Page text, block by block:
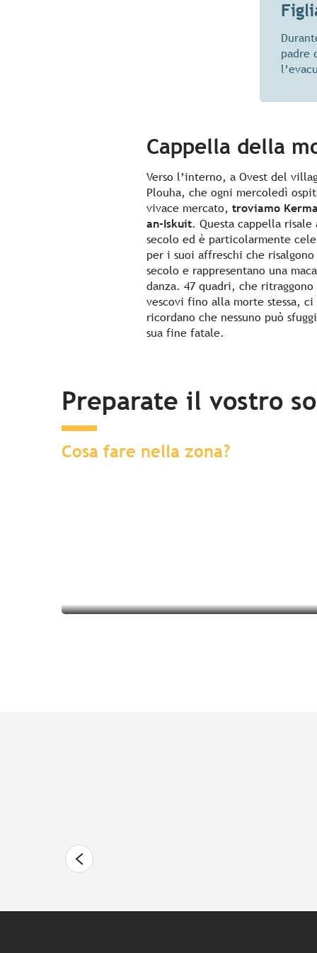
padre
Cappella della
Verso l’interno, a Ovest del
Plouha, che ogni mercoledì
vivace mercato, troviamo
an-Iskuit. Questa cappella risale
secolo ed è particolarmente
per i suoi affreschi che risalgono
secolo e rappresentano una
danza. 47 quadri, che ritraggono
vescovi fino alla morte stessa, ci
ricordano che nessuno può
sua fine fatale.
Preparate il vostro
Cosa fare nella zona?